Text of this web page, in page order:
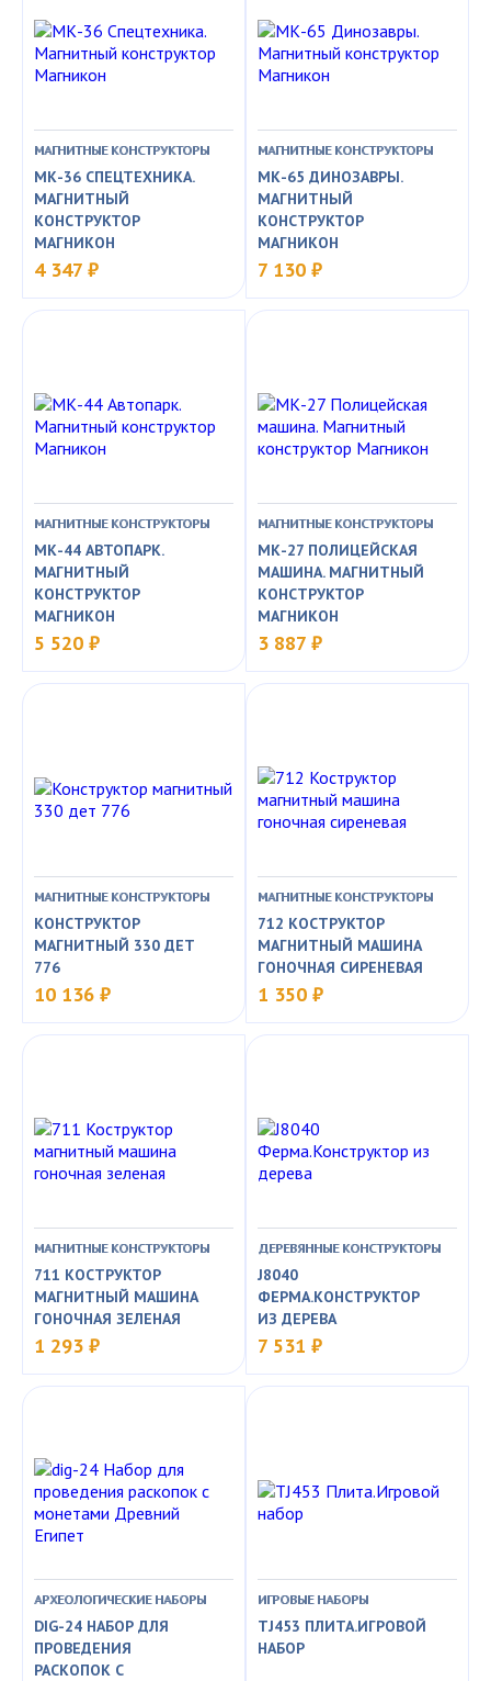
МАГНИТНЫЕ КОНСТРУКТОРЫ
МК-36 СПЕЦТЕХНИКА.
МАГНИТНЫЙ
КОНСТРУКТОР
МАГНИКОН
4 347 ₽
МАГНИТНЫЕ КОНСТРУКТОРЫ
МК-65 ДИНОЗАВРЫ.
МАГНИТНЫЙ
КОНСТРУКТОР
МАГНИКОН
7 130 ₽
МАГНИТНЫЕ КОНСТРУКТОРЫ
МК-44 АВТОПАРК.
МАГНИТНЫЙ
КОНСТРУКТОР
МАГНИКОН
5 520 ₽
МАГНИТНЫЕ КОНСТРУКТОРЫ
МК-27 ПОЛИЦЕЙСКАЯ
МАШИНА. МАГНИТНЫЙ
КОНСТРУКТОР
МАГНИКОН
3 887 ₽
МАГНИТНЫЕ КОНСТРУКТОРЫ
КОНСТРУКТОР
МАГНИТНЫЙ 330 ДЕТ
776
10 136 ₽
МАГНИТНЫЕ КОНСТРУКТОРЫ
712 КОСТРУКТОР
МАГНИТНЫЙ МАШИНА
ГОНОЧНАЯ СИРЕНЕВАЯ
1 350 ₽
МАГНИТНЫЕ КОНСТРУКТОРЫ
711 КОСТРУКТОР
МАГНИТНЫЙ МАШИНА
ГОНОЧНАЯ ЗЕЛЕНАЯ
1 293 ₽
ДЕРЕВЯННЫЕ КОНСТРУКТОРЫ
J8040
ФЕРМА.КОНСТРУКТОР
ИЗ ДЕРЕВА
7 531 ₽
АРХЕОЛОГИЧЕСКИЕ НАБОРЫ
DIG-24 НАБОР ДЛЯ
ПРОВЕДЕНИЯ
РАСКОПОК С
ИГРОВЫЕ НАБОРЫ
TJ453 ПЛИТА.ИГРОВОЙ
НАБОР